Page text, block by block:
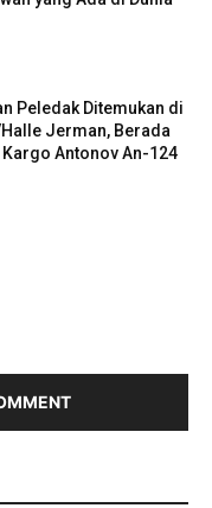
Peledak Ditemukan di
Jerman, Berada
Kargo Antonov An-124